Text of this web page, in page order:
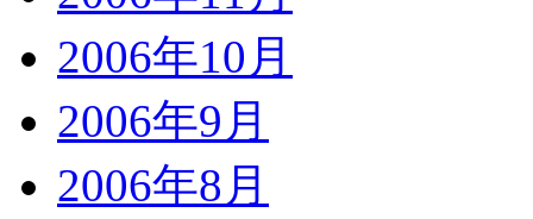
2006年10月
2006年9月
2006年8月